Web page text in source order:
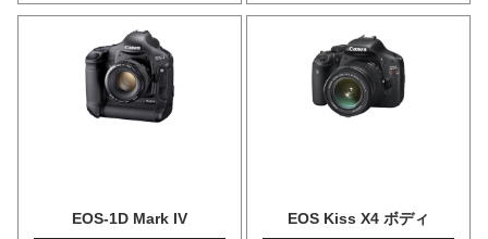
EOS-1D Mark IV EOS Kiss X4 ボディ